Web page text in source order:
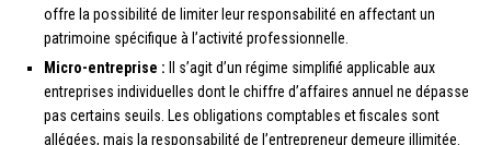
offre la possibilité de limiter leur responsabilité en affectant un
patrimoine spécifique à l’activité professionnelle.
Micro-entreprise : Il s’agit d’un régime simplifié applicable aux
entreprises individuelles dont le chiffre d’affaires annuel ne dépasse
pas certains seuils. Les obligations comptables et fiscales sont
allégées, mais la responsabilité de l’entrepreneur demeure illimitée.